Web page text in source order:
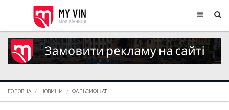
ГОЛОВНА НОВИНИ ФАЛЬСИФІКАТ